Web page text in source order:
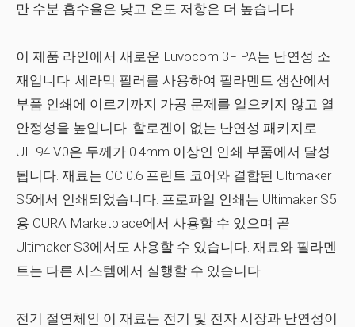
만 수분 흡수율은 낮고 온도 저항은 더 높습니다.
이 제품 라인에서 새로운 Luvocom 3F PA는 난연성 소
재입니다. 세라믹 필러를 사용하여 필라멘트 생산에서
부품 인쇄에 이르기까지 가공 문제를 일으키지 않고 열
안정성을 높입니다. 할로겐이 없는 난연성 패키지로
UL-94 V0은 두께가 0.4mm 이상인 인쇄 부품에서 달성
됩니다. 재료는 CC 0.6 프린트 코어와 결합된 Ultimaker
S5에서 인쇄되었습니다. 프로파일 인쇄는 Ultimaker S5
용 CURA Marketplace에서 사용할 수 있으며 곧
Ultimaker S3에서도 사용할 수 있습니다. 재료와 필라멘
트는 다른 시스템에서 실행할 수 있습니다.
전기 절연체인 이 재료는 전기 및 전자 시장과 난연성이